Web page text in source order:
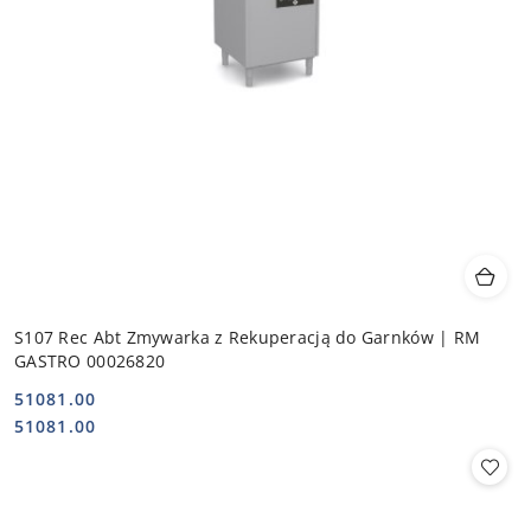
S107 Rec Abt Zmywarka z Rekuperacją do Garnków | RM
GASTRO 00026820
Cena:
51081.00
Cena:
51081.00